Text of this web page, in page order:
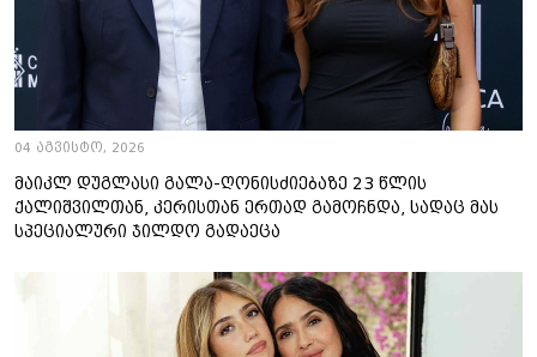
04 აგვისტო, 2026
მაიკლ დუგლასი გალა-ღონისძიებაზე 23 წლის
ქალიშვილთან, კერისთან ერთად გამოჩნდა, სადაც მას
სპეციალური ჯილდო გადაეცა